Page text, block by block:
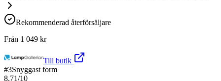
Rekommenderad återförsäljare
Från 1 049 kr
Till butik
#3Snyggast form
8.71/10